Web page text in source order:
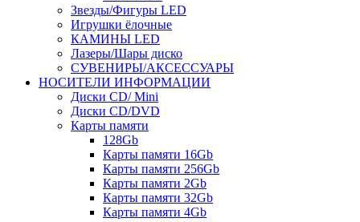
Звезды/Фигуры LED
Игрушки ёлочные
КАМИНЫ LED
Лазеры/Шары диско
СУВЕНИРЫ/АКСЕССУАРЫ
НОСИТЕЛИ ИНФОРМАЦИИ
Диски CD/ Mini
Диски CD/DVD
Карты памяти
128Gb
Карты памяти 16Gb
Карты памяти 256Gb
Карты памяти 2Gb
Карты памяти 32Gb
Карты памяти 4Gb